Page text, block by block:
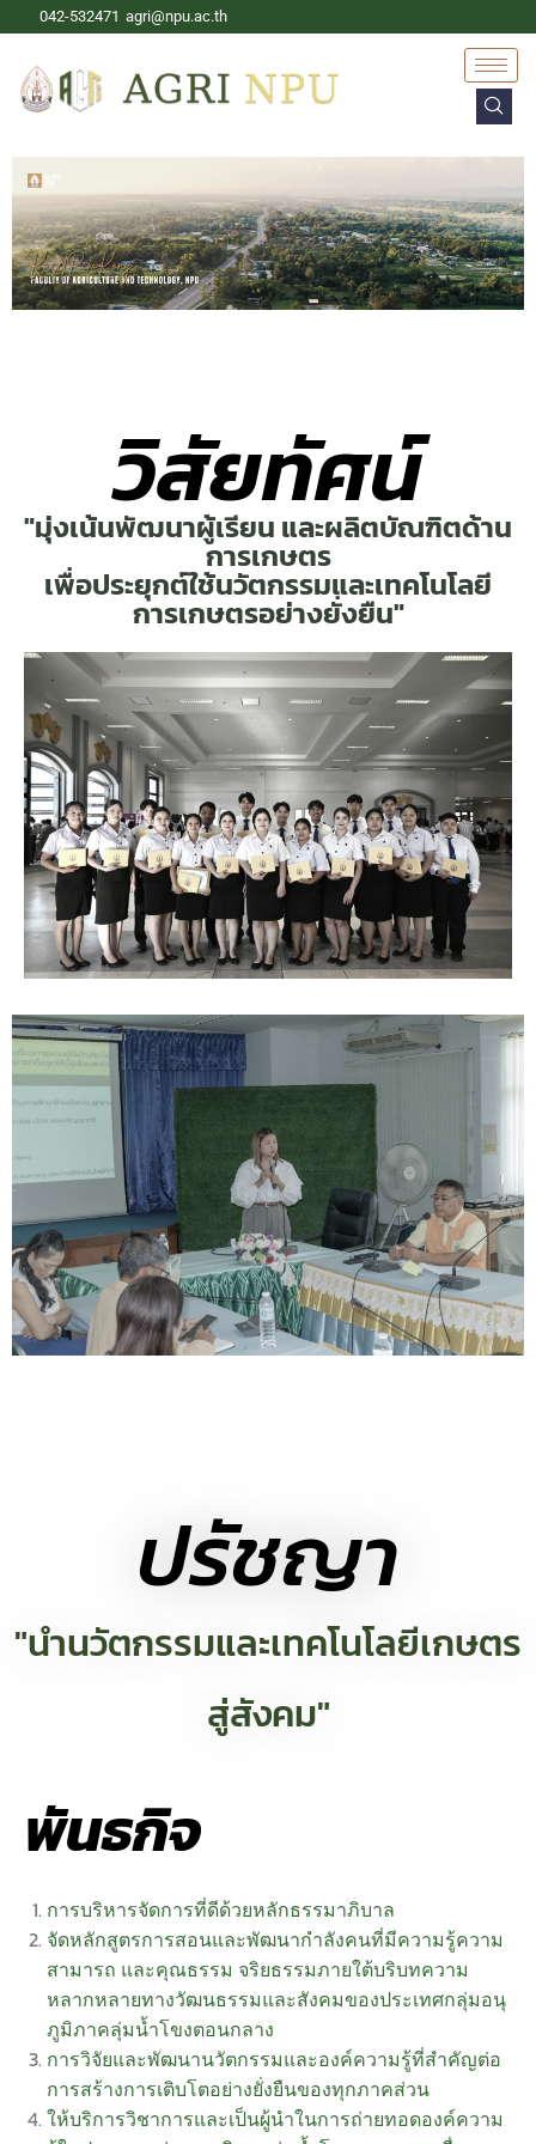
042-532471 agri@npu.ac.th
วิสัยทัศน์
"มุ่งเน้นพัฒนาผู้เรียน และผลิตบัณฑิตด้าน
การเกษตร
เพื่อประยุกต์ใช้นวัตกรรมและเทคโนโลยี
การเกษตรอย่างยั่งยืน"
ปรัชญา
"นำนวัตกรรมและเทคโนโลยีเกษตร
สู่สังคม"
พันธกิจ
การบริหารจัดการที่ดีด้วยหลักธรรมาภิบาล
จัดหลักสูตรการสอนและพัฒนากำลังคนที่มีความรู้ความ
สามารถ และคุณธรรม จริยธรรมภายใต้บริบทความ
หลากหลายทางวัฒนธรรมและสังคมของประเทศกลุ่มอนุ
ภูมิภาคลุ่มน้ำโขงตอนกลาง
การวิจัยและพัฒนานวัตกรรมและองค์ความรู้ที่สำคัญต่อ
การสร้างการเติบโตอย่างยั่งยืนของทุกภาคส่วน
ให้บริการวิชาการและเป็นผู้นำในการถ่ายทอดองค์ความ